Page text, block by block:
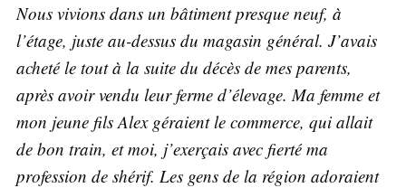
Nous vivions dans un bâtiment presque neuf, à
l’étage, juste au-dessus du magasin général. J’avais
acheté le tout à la suite du décès de mes parents,
après avoir vendu leur ferme d’élevage. Ma femme et
mon jeune fils Alex géraient le commerce, qui allait
de bon train, et moi, j’exerçais avec fierté ma
profession de shérif. Les gens de la région adoraient